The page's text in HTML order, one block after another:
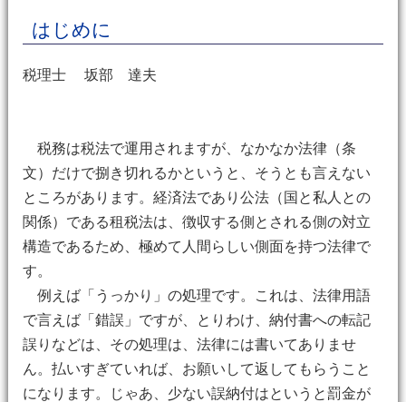
はじめに
税理士 坂部 達夫
税務は税法で運用されますが、なかなか法律（条
文）だけで捌き切れるかというと、そうとも言えない
ところがあります。経済法であり公法（国と私人との
関係）である租税法は、徴収する側とされる側の対立
構造であるため、極めて人間らしい側面を持つ法律で
す。
例えば「うっかり」の処理です。これは、法律用語
で言えば「錯誤」ですが、とりわけ、納付書への転記
誤りなどは、その処理は、法律には書いてありませ
ん。払いすぎていれば、お願いして返してもらうこと
になります。じゃあ、少ない誤納付はというと罰金が